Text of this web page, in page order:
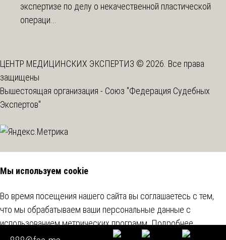
экспертизе по делу о некачественной пластической
операци...
ЦЕНТР МЕДИЦИНСКИХ ЭКСПЕРТИЗ © 2026. Все права
защищены
Вышестоящая организация - Союз "Федерация Судебных
Экспертов"
Мы используем cookie
Во время посещения нашего сайта вы соглашаетесь с тем,
что мы обрабатываем ваши персональные данные с
использованием метрических программ.Подробнее